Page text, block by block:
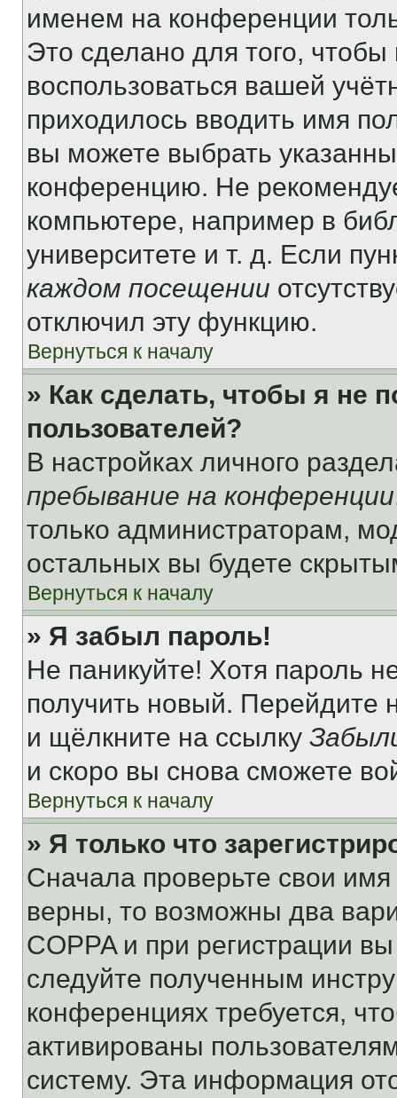
именем на конференции
Это сделано для того, чтобы
воспользоваться вашей
приходилось вводить имя
вы можете выбрать
конференцию. Не
компьютере, например в
университете и т. д. Если
каждом посещении
отключил эту функцию.
Вернуться к началу
» Как сделать, чтобы я не
пользователей?
В настройках личного
пребывание на конференции
только администраторам,
остальных вы будете
Вернуться к началу
» Я забыл пароль!
Не паникуйте! Хотя пароль
получить новый. Перейдите
и щёлкните на ссылку
и скоро вы снова сможете
Вернуться к началу
» Я только что
Сначала проверьте свои
верны, то возможны два
COPPA и при регистрации
следуйте полученным
конференциях требуется,
активированы
систему. Эта информация